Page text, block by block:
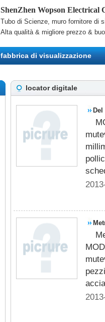
ShenZhen Wopson Electrical
Tubo di Scienze, muro fornitore di
Alta qualità & migliore prezzo &
fabbrica di visualizzazione
locator digitale